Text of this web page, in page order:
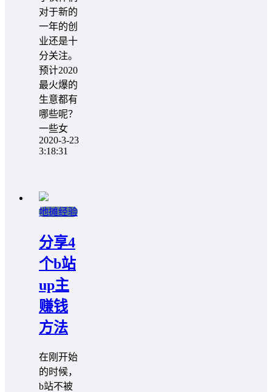
对于新的
一年的创
业还是十
分关注。
预计2020
最火爆的
生意都有
哪些呢？
一些女
2020-3-23
3:18:31
地摊经验
分享4
个b站
up主
赚钱
方法
在刚开始
的时候，
b站不被